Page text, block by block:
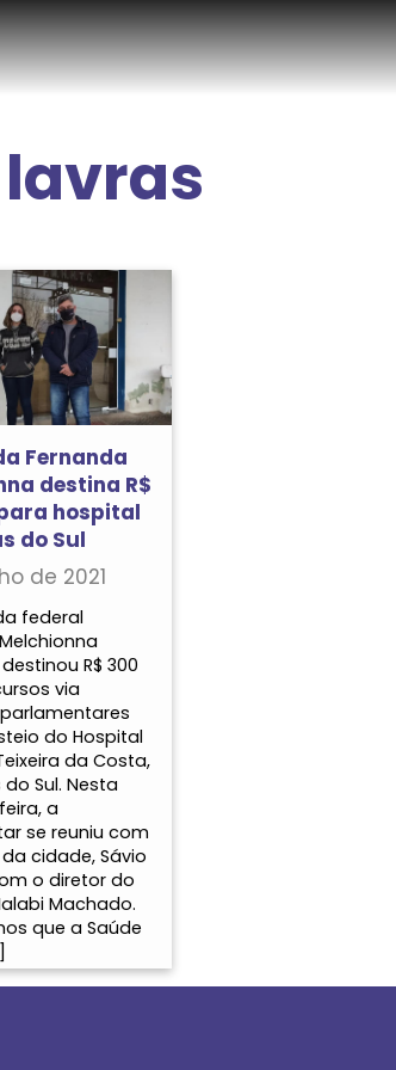
lavras
Fernanda
destina R$
hospital
do Sul
de 2021
federal
destinou R$ 300
via
do Hospital
da Costa,
Sul. Nesta
a
se reuniu com
cidade, Sávio
o diretor do
Machado.
que a Saúde